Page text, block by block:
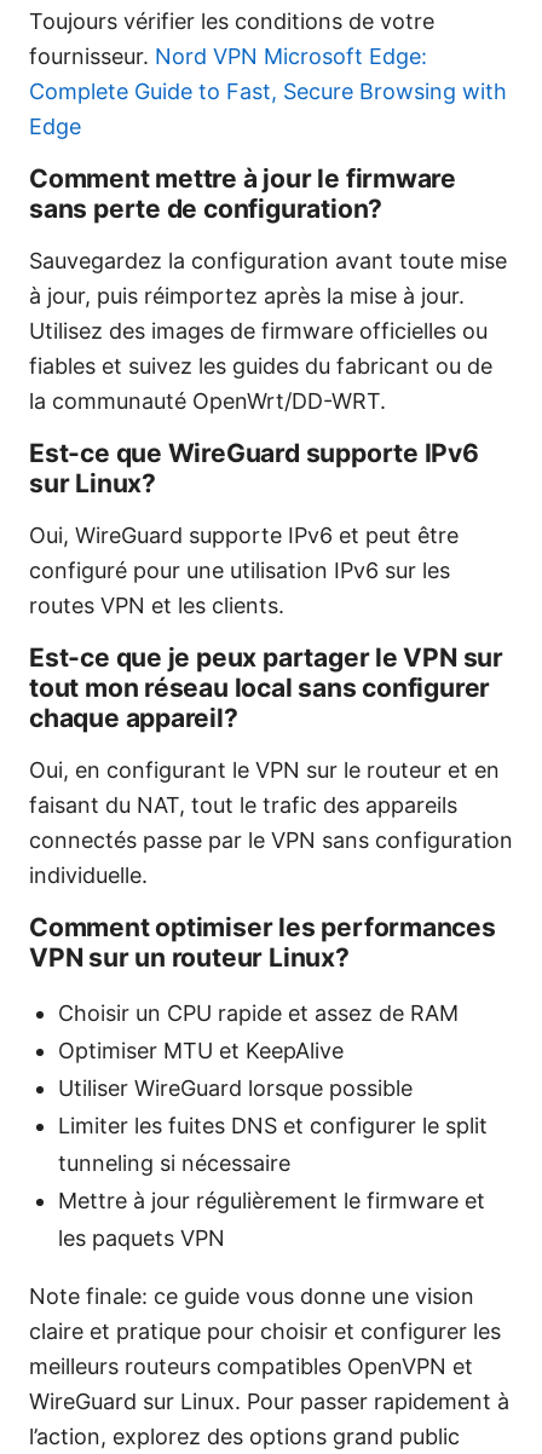
Toujours vérifier les conditions de votre
fournisseur. Nord VPN Microsoft Edge:
Complete Guide to Fast, Secure Browsing with
Edge
Comment mettre à jour le firmware
sans perte de configuration?
Sauvegardez la configuration avant toute mise
à jour, puis réimportez après la mise à jour.
Utilisez des images de firmware officielles ou
fiables et suivez les guides du fabricant ou de
la communauté OpenWrt/DD-WRT.
Est-ce que WireGuard supporte IPv6
sur Linux?
Oui, WireGuard supporte IPv6 et peut être
configuré pour une utilisation IPv6 sur les
routes VPN et les clients.
Est-ce que je peux partager le VPN sur
tout mon réseau local sans configurer
chaque appareil?
Oui, en configurant le VPN sur le routeur et en
faisant du NAT, tout le trafic des appareils
connectés passe par le VPN sans configuration
individuelle.
Comment optimiser les performances
VPN sur un routeur Linux?
Choisir un CPU rapide et assez de RAM
Optimiser MTU et KeepAlive
Utiliser WireGuard lorsque possible
Limiter les fuites DNS et configurer le split
tunneling si nécessaire
Mettre à jour régulièrement le firmware et
les paquets VPN
Note finale: ce guide vous donne une vision
claire et pratique pour choisir et configurer les
meilleurs routeurs compatibles OpenVPN et
WireGuard sur Linux. Pour passer rapidement à
l’action, explorez des options grand public